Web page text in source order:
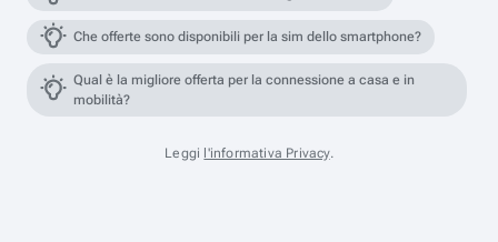
Che offerte sono disponibili per la sim dello smartphone?
Qual è la migliore offerta per la connessione a casa e in
mobilità?
Leggi l'informativa Privacy.